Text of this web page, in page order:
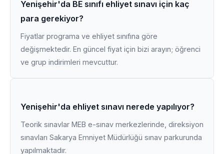
Yenişehir'da BE sınıfı ehliyet sınavı için kaç
para gerekiyor?
Fiyatlar programa ve ehliyet sınıfına göre
değişmektedir. En güncel fiyat için bizi arayın; öğrenci
ve grup indirimleri mevcuttur.
Yenişehir'da ehliyet sınavı nerede yapılıyor?
Teorik sınavlar MEB e-sınav merkezlerinde, direksiyon
sınavları Sakarya Emniyet Müdürlüğü sınav parkurunda
yapılmaktadır.